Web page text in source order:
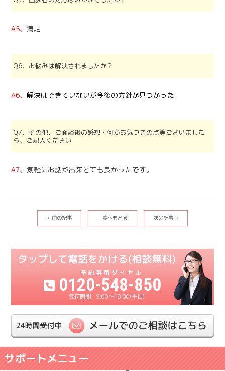
A5、満足
Q6、お悩みは解決されましたか？
A6、解決はできていないが今後の方針が見つかった
Q7、その他、ご面談後の感想・何かお気づきの点等ございました
ら、ご記入ください
A7、気軽にお話が出来とても良かったです。
←前の記事 一覧へもどる 次の記事→
0120-548-850
9:00〜18:00(平日)
サポートメニュー